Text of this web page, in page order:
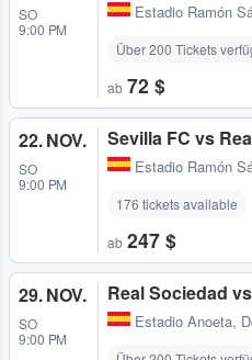
SO
9:00 PM
Estadio Ramón
Über 200 Tickets
ab 72 $
22. NOV.
SO
9:00 PM
Sevilla FC vs
Estadio Ramón
176 tickets available
ab 247 $
29. NOV.
SO
9:00 PM
Real Sociedad
Estadio Anoeta,